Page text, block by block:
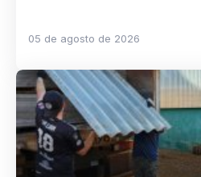
05 de agosto de 2026